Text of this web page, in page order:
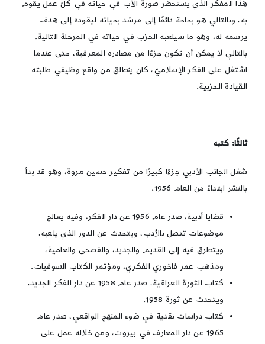
هذا المفكر الذي يستحضر صورة الأب في حياته في كلّ عمل يقوم
به، وبالتالي هو بحاجة دائمًا إلى مرشد بحياته ليقوده إلى هدف
يرسمه له، وهو ما سيلعبه الحزب في حياته في المرحلة التالية.
بالتالي لا يمكن أن تكون جزءًا من مصادره المعرفية، حتى عندما
اشتغل على الفكر الإسلاميّ، كان ينطلق من واقع وظيفي طلبته
القيادة الحزبية.
ثالثًا: كتبه
شغل الجانب الأدبي جزءًا كبيرًا من تفكير حسين مروة، وهو قد بدأ
بالنشر ابتداءً من العام 1956.
قضايا أدبية، صدر عام 1956 عن دار الفكر، وفيه يعالج
موضوعات تتصل بالأدب، ويتحدث عن الدور الذي يلعبه،
ويتطرق فيه إلى القديم والجديد، والفصحى والعامية،
ومذهب عمر فاخوري الفكري، ومؤتمر الكتاب السوفيات.
كتاب الثورة العراقية، صدر عام 1958 عن دار الفكر الجديد،
ويتحدث عن ثورة 1958.
كتاب دراسات نقدية في ضوء المنهج الواقعي، صدر عام
1965 عن دار المعارف في بيروت، ومن خلاله عمل على